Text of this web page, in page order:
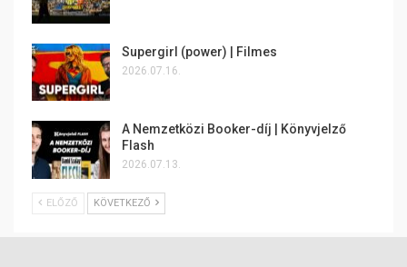
Supergirl (power) | Filmes
2026.07.16.
A Nemzetközi Booker-díj | Könyvjelző
Flash
2026.07.13.
ELŐZŐ KÖVETKEZŐ